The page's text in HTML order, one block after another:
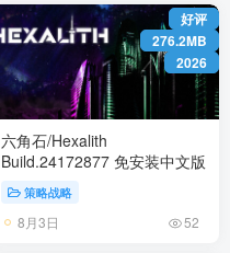
好评
276.2MB
2026
六角石/Hexalith
Build.24172877 免安装中文版
策略战略
8月3日 52